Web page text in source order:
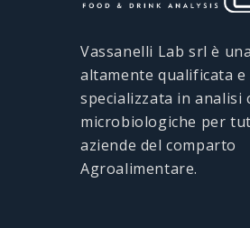
Vassanelli Lab srl è
altamente qualificata e
specializzata in analisi
microbiologiche per
aziende del comparto
Agroalimentare.